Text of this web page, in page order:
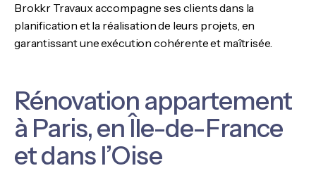
Brokkr Travaux accompagne ses clients dans la
planification et la réalisation de leurs projets, en
garantissant une exécution cohérente et maîtrisée.
Rénovation appartement
à Paris, en Île-de-France
et dans l’Oise